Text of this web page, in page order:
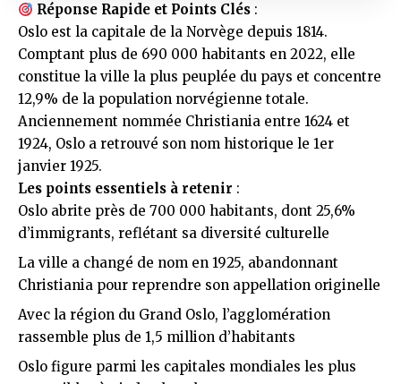
Réponse Rapide et Points Clés :
Oslo est la capitale de la Norvège depuis 1814.
Comptant plus de 690 000 habitants en 2022, elle
constitue la ville la plus peuplée du pays et concentre
12,9% de la population norvégienne totale.
Anciennement nommée Christiania entre 1624 et
1924, Oslo a retrouvé son nom historique le 1er
janvier 1925.
Les points essentiels à retenir :
Oslo abrite près de 700 000 habitants, dont 25,6%
d’immigrants, reflétant sa diversité culturelle
La ville a changé de nom en 1925, abandonnant
Christiania pour reprendre son appellation originelle
Avec la région du Grand Oslo, l’agglomération
rassemble plus de 1,5 million d’habitants
Oslo figure parmi les capitales mondiales les plus